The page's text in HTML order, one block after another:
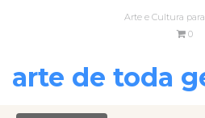
Arte e Cultura
0
arte de toda